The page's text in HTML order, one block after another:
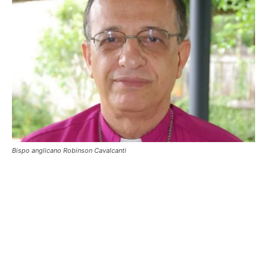
Bispo anglicano Robinson Cavalcanti